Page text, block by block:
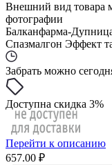
Внешний вид товара
фотографии
Балканфарма-
Спазмалгон Эффект
Забрать можно
Доступна скидка 3%
Перейти к описанию
657.00 ₽